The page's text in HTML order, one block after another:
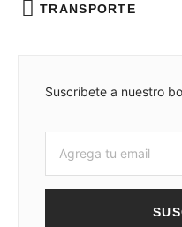
TRANSPORTE
Suscríbete a nuestro